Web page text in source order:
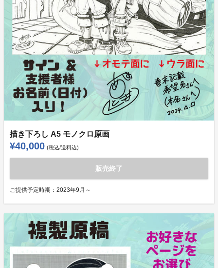
描き下ろし A5 モノクロ原画
¥40,000 (税込/送料込)
販売終了
ご提供予定時期： 2023年9月～